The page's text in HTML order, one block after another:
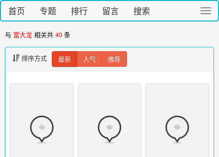
切
换
首页 专题 排行 留言 搜索
与 富大龙 相关共 40 条
排序方式 最新 人气 推荐